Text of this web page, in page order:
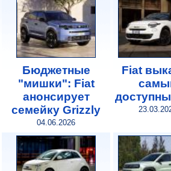
Бюджетные
"мишки": Fiat
анонсирует
семейку Grizzly
04.06.2026
Fiat